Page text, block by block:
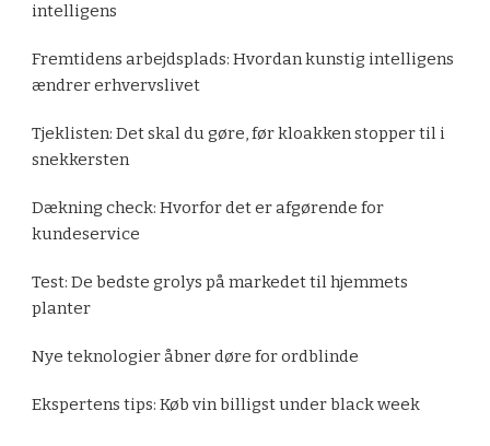
intelligens
Fremtidens arbejdsplads: Hvordan kunstig intelligens
ændrer erhvervslivet
Tjeklisten: Det skal du gøre, før kloakken stopper til i
snekkersten
Dækning check: Hvorfor det er afgørende for
kundeservice
Test: De bedste grolys på markedet til hjemmets
planter
Nye teknologier åbner døre for ordblinde
Ekspertens tips: Køb vin billigst under black week